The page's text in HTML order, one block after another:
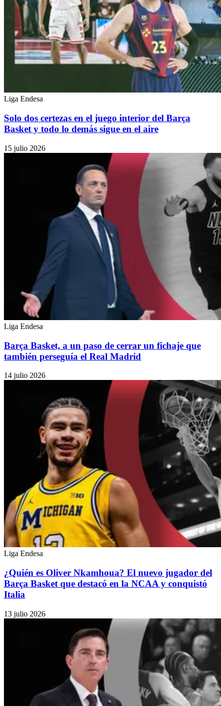
Liga Endesa
Solo dos certezas en el juego interior del Barça
Basket y todo lo demás sigue en el aire
15 julio 2026
Liga Endesa
Barça Basket, a un paso de cerrar un fichaje que
también perseguía el Real Madrid
14 julio 2026
Liga Endesa
¿Quién es Oliver Nkamhoua? El nuevo jugador del
Barça Basket que destacó en la NCAA y conquistó
Italia
13 julio 2026